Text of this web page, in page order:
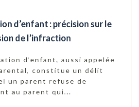
d’enfant : précision sur le
de l’infraction
d’enfant, aussi appelée
constitue un délit
un parent refuse de
au parent qui...